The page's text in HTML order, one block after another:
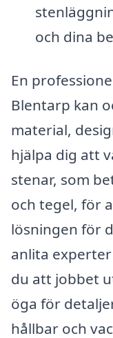
och dina
En
Blentarp kan
material,
hjälpa dig att
stenar, som
och tegel, för
lösningen för
anlita
du att jobbet
öga för
hållbar och